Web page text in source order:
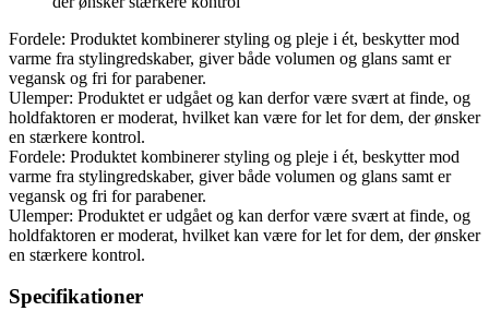
Fordele: Produktet kombinerer styling og pleje i ét, beskytter mod
varme fra stylingredskaber, giver både volumen og glans samt er
vegansk og fri for parabener.
Ulemper: Produktet er udgået og kan derfor være svært at finde, og
holdfaktoren er moderat, hvilket kan være for let for dem, der ønsker
en stærkere kontrol.
Fordele: Produktet kombinerer styling og pleje i ét, beskytter mod
varme fra stylingredskaber, giver både volumen og glans samt er
vegansk og fri for parabener.
Ulemper: Produktet er udgået og kan derfor være svært at finde, og
holdfaktoren er moderat, hvilket kan være for let for dem, der ønsker
en stærkere kontrol.
Specifikationer